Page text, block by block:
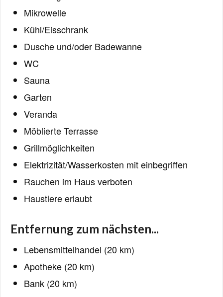
Mikrowelle
Kühl/Eisschrank
Dusche und/oder Badewanne
WC
Sauna
Garten
Veranda
Möblierte Terrasse
Grillmöglichkeiten
Elektrizität/Wasserkosten mit einbegriffen
Rauchen im Haus verboten
Haustiere erlaubt
Entfernung zum nächsten...
Lebensmittelhandel (20 km)
Apotheke (20 km)
Bank (20 km)